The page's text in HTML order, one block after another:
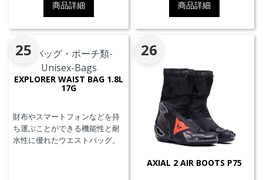
商品詳細 商品詳細
25
EXPLORER WAIST BAG 1.8L
17G
財布やスマートフォンなどを持
ち運ぶことができる機能性と耐
水性に優れたウエストバッグ。
26
AXIAL 2 AIR BOOTS P75